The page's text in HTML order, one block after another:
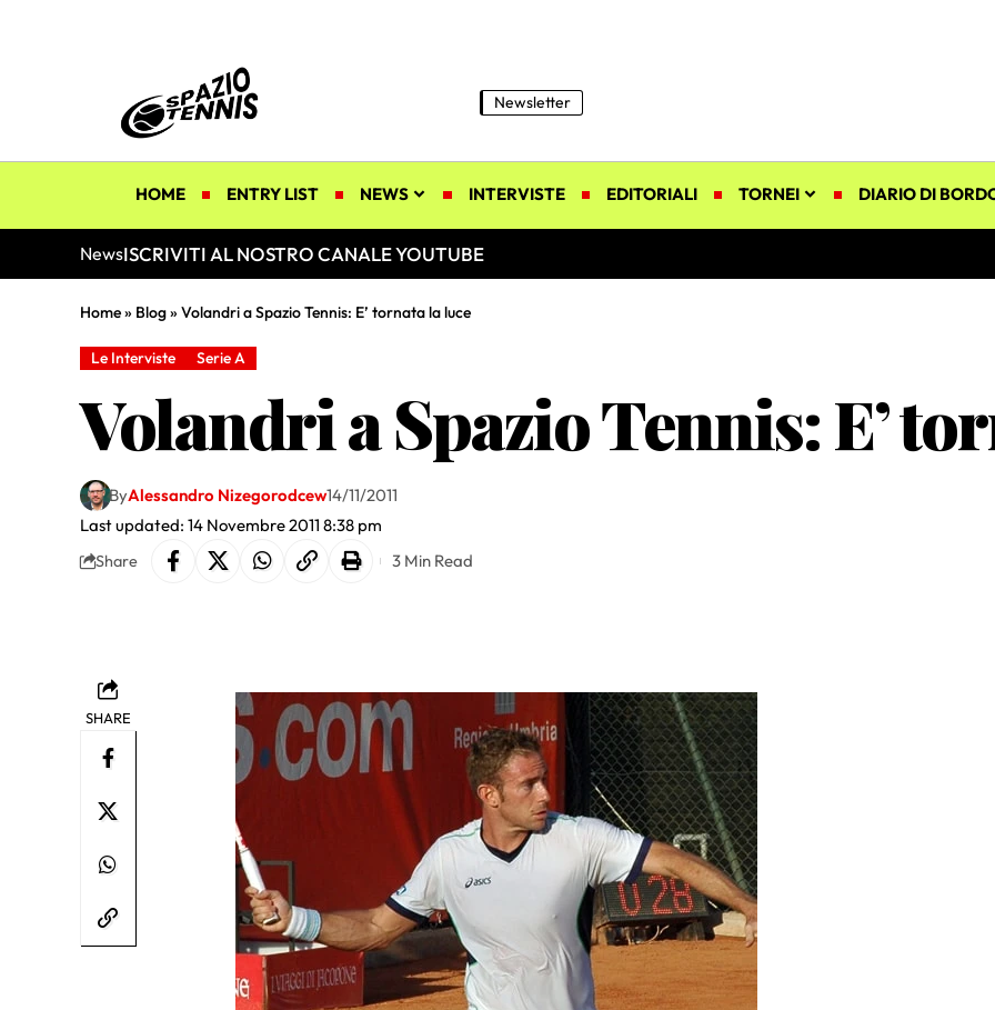
Newsletter
HOME ENTRY LIST NEWS INTERVISTE EDITORIALI TORNEI DIARIO DI
NewsISCRIVITI AL NOSTRO CANALE YOUTUBE
Home» Blog» Volandri a Spazio Tennis: E’ tornata la luce
Le Interviste Serie A
Volandri a Spazio Tennis: E’
Last updated: 14 Novembre 2011 8:38 pm
ByAlessandro Nizegorodcew14/11/2011
Share 3 Min Read
SHARE